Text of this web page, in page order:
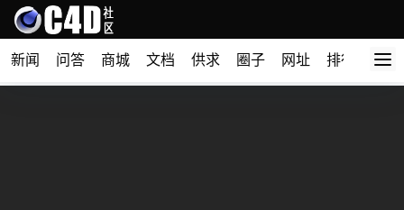
新闻 问答 商城 文档 供求 圈子 网址 排行榜